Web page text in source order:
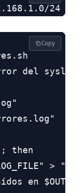
del syslog
then
>
en
Copy